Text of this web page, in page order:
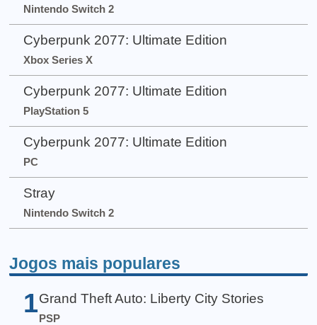
Nintendo Switch 2
Cyberpunk 2077: Ultimate Edition
Xbox Series X
Cyberpunk 2077: Ultimate Edition
PlayStation 5
Cyberpunk 2077: Ultimate Edition
PC
Stray
Nintendo Switch 2
Jogos mais populares
1 Grand Theft Auto: Liberty City Stories
PSP